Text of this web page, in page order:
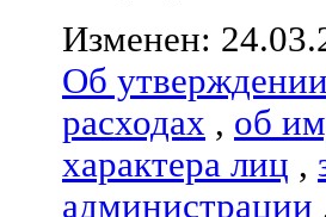
Изменен:
Об утверждении
расходах , об
характера лиц ,
администрации